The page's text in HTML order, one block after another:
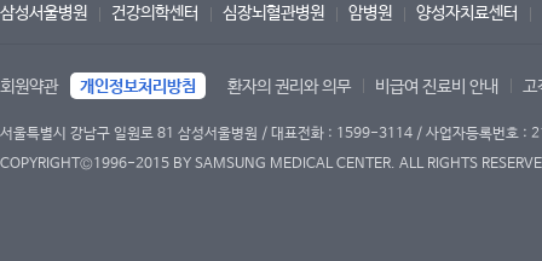
삼성서울병원 건강의학센터 심장뇌혈관병원 암병원 양성자치료센터
회원약관 개인정보처리방침 환자의 권리와 의무 비급여 진료비 안내 고
서울특별시 강남구 일원로 81 삼성서울병원 / 대표전화 : 1599-3114 / 사업자등록번호
COPYRIGHT©1996-2015 BY SAMSUNG MEDICAL CENTER. ALL RIGHTS